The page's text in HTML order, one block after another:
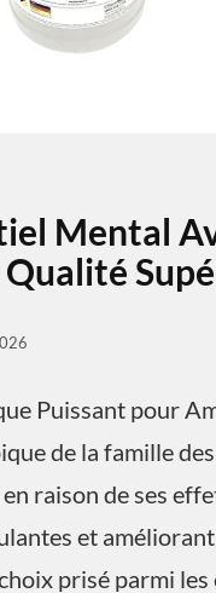
Mental
Puissant pour
de la famille
raison de ses
et
prisé parmi